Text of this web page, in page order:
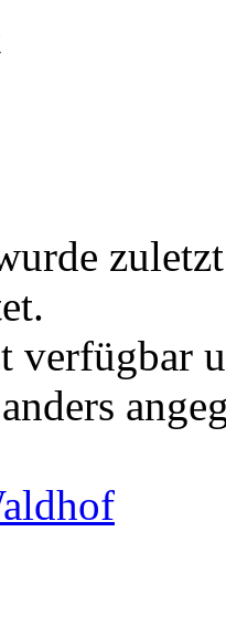
verfügbar